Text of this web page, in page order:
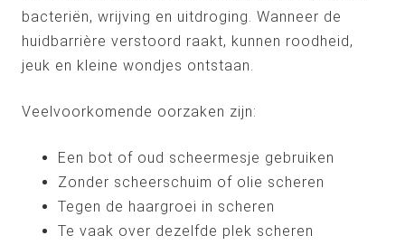
bacteriën, wrijving en uitdroging. Wanneer de
huidbarrière verstoord raakt, kunnen roodheid,
jeuk en kleine wondjes ontstaan.
Veelvoorkomende oorzaken zijn:
Een bot of oud scheermesje gebruiken
Zonder scheerschuim of olie scheren
Tegen de haargroei in scheren
Te vaak over dezelfde plek scheren